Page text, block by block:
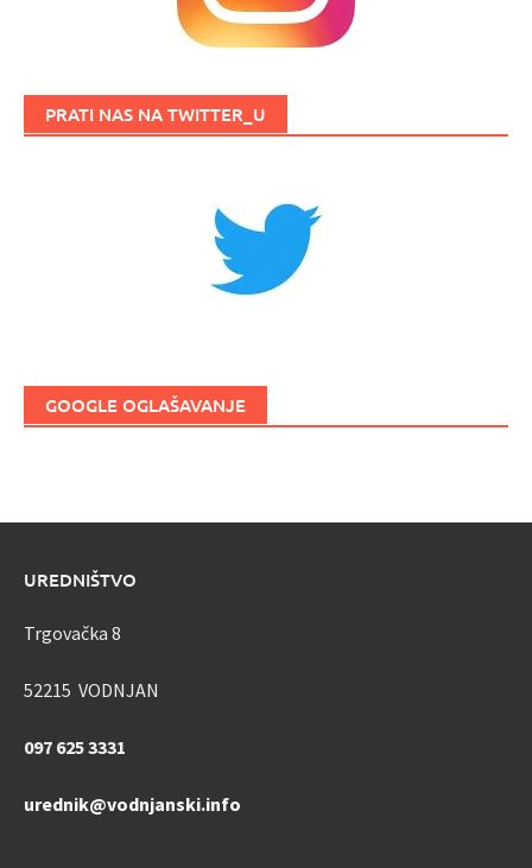
PRATI NAS NA TWITTER_U
GOOGLE OGLAŠAVANJE
UREDNIŠTVO
Trgovačka 8
52215 VODNJAN
097 625 3331
urednik@vodnjanski.info